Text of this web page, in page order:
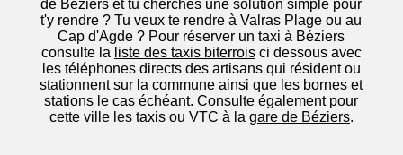
de Béziers et tu cherches une solution simple pour
t'y rendre ? Tu veux te rendre à Valras Plage ou au
Cap d'Agde ? Pour réserver un taxi à Béziers
consulte la liste des taxis biterroisci dessous avec
les téléphones directs des artisans qui résident ou
stationnent sur la commune ainsi que les bornes et
stations le cas échéant. Consulte également pour
cette ville les taxis ou VTC à la gare de Béziers.